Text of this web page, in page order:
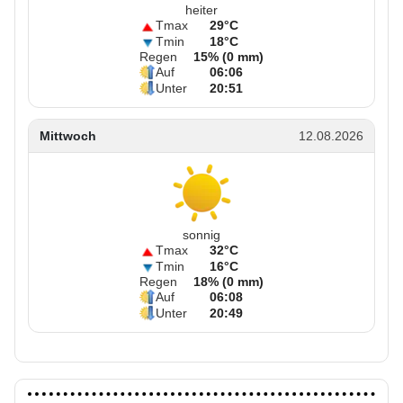
heiter
Tmax
29°C
Tmin
18°C
Regen
15% (0 mm)
Auf
06:06
Unter
20:51
Mittwoch 12.08.2026
sonnig
Tmax
32°C
Tmin
16°C
Regen
18% (0 mm)
Auf
06:08
Unter
20:49